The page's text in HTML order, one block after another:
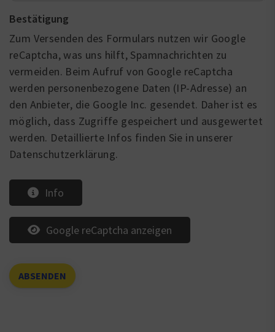
Bestätigung
Zum Versenden des Formulars nutzen wir Google
reCaptcha, was uns hilft, Spamnachrichten zu
vermeiden. Beim Aufruf von Google reCaptcha
werden personenbezogene Daten (IP-Adresse) an
den Anbieter, die Google Inc. gesendet. Daher ist es
möglich, dass Zugriffe gespeichert und ausgewertet
werden. Detaillierte Infos finden Sie in unserer
Datenschutzerklärung.
Info
Google reCaptcha anzeigen